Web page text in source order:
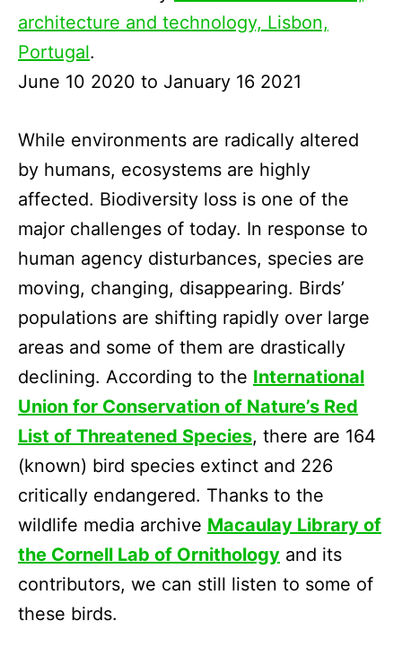
architecture and technology, Lisbon,
Portugal.
June 10 2020 to January 16 2021
While environments are radically altered
by humans, ecosystems are highly
affected. Biodiversity loss is one of the
major challenges of today. In response to
human agency disturbances, species are
moving, changing, disappearing. Birds’
populations are shifting rapidly over large
areas and some of them are drastically
declining. According to the International
Union for Conservation of Nature’s Red
List of Threatened Species, there are 164
(known) bird species extinct and 226
critically endangered. Thanks to the
wildlife media archive Macaulay Library of
the Cornell Lab of Ornithology and its
contributors, we can still listen to some of
these birds.